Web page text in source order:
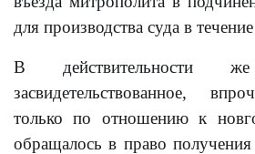
для производства суда в
В действительности
засвидетельствованное,
только по отношению к
обращалось в право